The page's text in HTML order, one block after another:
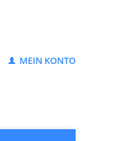
MEIN KONTO